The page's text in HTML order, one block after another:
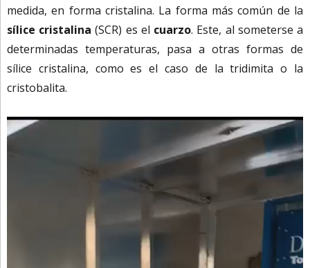
medida, en forma cristalina. La forma más común de la
sílice cristalina (SCR) es el cuarzo. Este, al someterse a
determinadas temperaturas, pasa a otras formas de
sílice cristalina, como es el caso de la tridimita o la
cristobalita.